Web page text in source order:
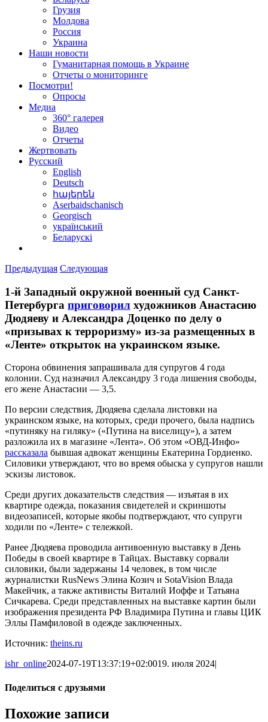
Грузия
Молдова
Россия
Украина
Наши новости
Гуманитарная помощь в Украине
Отчеты о мониторинге
Посмотри!
Опросы
Медиа
360° галерея
Видео
Отчеты
Жертвовать
Русский
English
Deutsch
հայերեն
Aserbaidschanisch
Georgisch
український
Беларускі
Предыдущая Следующая
1-й Западный окружной военный суд Санкт-
Петербурга приговорил художников Анастасию
Дюдяеву и Александра Доценко по делу о
«призывах к терроризму» из-за размещенных в
«Ленте» открыток на украинском языке.
Сторона обвинения запрашивала для супругов 4 года
колонии. Суд назначил Александру 3 года лишения свободы,
его жене Анастасии — 3,5.
По версии следствия, Дюдяева сделала листовки на
украинском языке, на которых, среди прочего, была надпись
«путиняку на гиляку» («Путина на виселицу»), а затем
разложила их в магазине «Лента». Об этом «ОВД-Инфо»
рассказала бывшая адвокат женщины Екатерина Гордиенко.
Силовики утверждают, что во время обыска у супругов нашли
эскизы листовок.
Среди других доказательств следствия — изъятая в их
квартире одежда, показания свидетелей и скриншоты
видеозаписей, которые якобы подтверждают, что супруги
ходили по «Ленте» с тележкой.
Ранее Дюдяева проводила антивоенную выставку в День
Победы в своей квартире в Тайцах. Выставку сорвали
силовики, были задержаны 14 человек, в том числе
журналистки RusNews Элина Козич и SotaVision Влада
Макейчик, а также активисты Виталий Иоффе и Татьяна
Сичкарева. Среди представленных на выставке картин были
изображения президента РФ Владимира Путина и главы ЦИК
Эллы Памфиловой в одежде заключенных.
Источник: theins.ru
ishr_online2024-07-19T13:37:19+02:0019. июля 2024|
Поделиться с друзьями
Facebook
X
Reddit
LinkedIn
Tumblr
Pinterest
Vk
Email
Похожие записи